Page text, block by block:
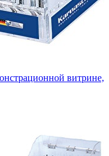
витрине,